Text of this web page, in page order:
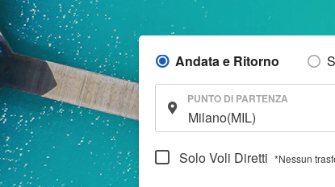
Andata e Ritorno
PUNTO DI PARTENZA
Solo Voli Diretti *Nessun